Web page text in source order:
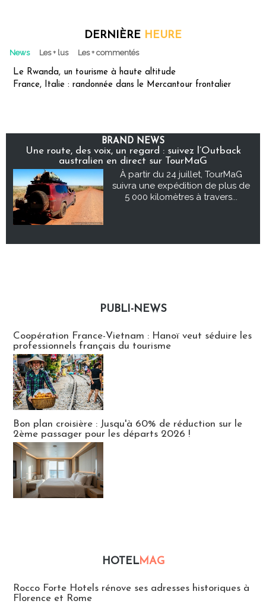
DERNIÈRE HEURE
News Les + lus Les + commentés
Le Rwanda, un tourisme à haute altitude
France, Italie : randonnée dans le Mercantour frontalier
BRAND NEWS
Une route, des voix, un regard : suivez l’Outback
australien en direct sur TourMaG
À partir du 24 juillet, TourMaG
suivra une expédition de plus de
5 000 kilomètres à travers...
PUBLI-NEWS
Coopération France-Vietnam : Hanoï veut séduire les
professionnels français du tourisme
Bon plan croisière : Jusqu'à 60% de réduction sur le
2ème passager pour les départs 2026 !
HOTELMAG
Rocco Forte Hotels rénove ses adresses historiques à
Florence et Rome